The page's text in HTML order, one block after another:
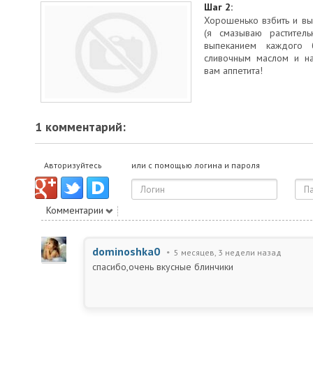
Шаг 2:
Хорошенько взбить и
(я смазываю
выпеканием каждого
сливочным маслом и
вам аппетита!
1 комментарий:
Авторизуйтесь или с помощью логина и пароля
Комментарии
dominoshka0 5 месяцев, 3 недели назад
спасибо,очень вкусные блинчики